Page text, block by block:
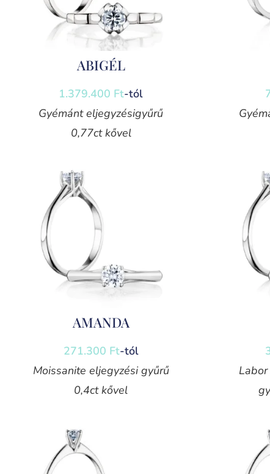
ABIGÉL
1.379.400 Ft-tól
Gyémánt eljegyzésigyűrű
0,77ct kővel
AMANDA
271.300 Ft-tól
Moissanite eljegyzési gyűrű
0,4ct kővel